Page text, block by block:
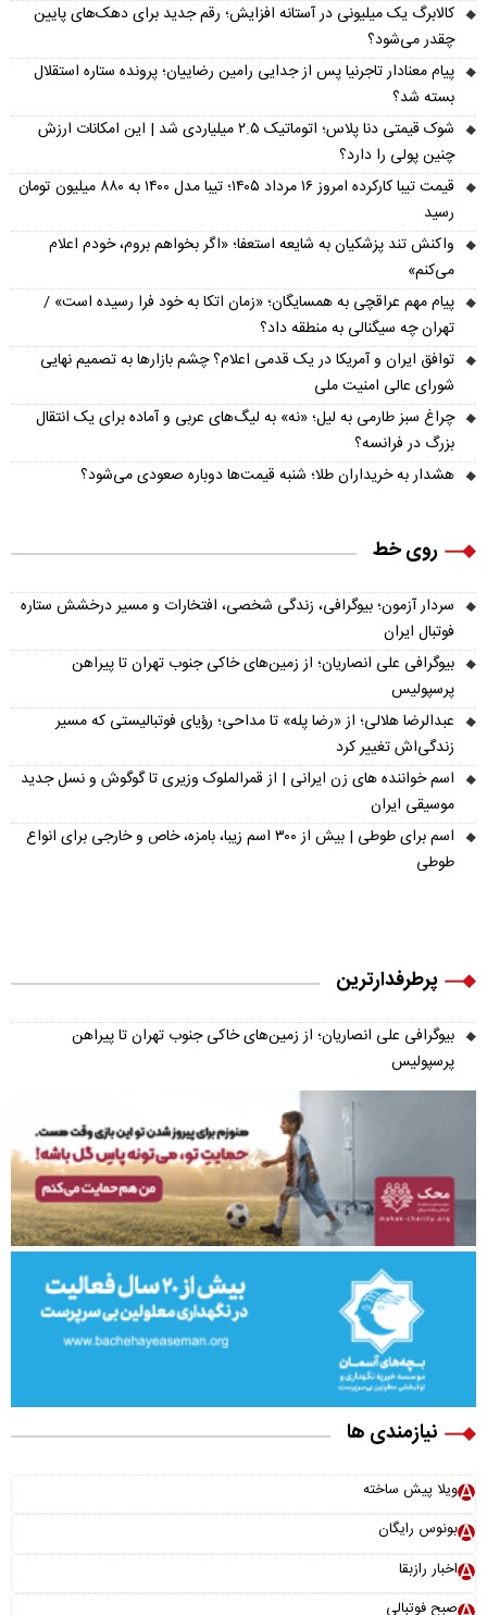
کالابرگ یک میلیونی در آستانه افزایش؛ رقم جدید برای دهک‌های پایین
چقدر می‌شود؟
پیام معنادار تاجرنیا پس از جدایی رامین رضاییان؛ پرونده ستاره استقلال
بسته شد؟
شوک قیمتی دنا پلاس؛ اتوماتیک ۲.۵ میلیاردی شد | این امکانات ارزش
چنین پولی را دارد؟
قیمت تیبا کارکرده امروز ۱۶ مرداد ۱۴۰۵؛ تیبا مدل ۱۴۰۰ به ۸۸۰ میلیون تومان
رسید
واکنش تند پزشکیان به شایعه استعفا؛ «اگر بخواهم بروم، خودم اعلام
می‌کنم»
پیام مهم عراقچی به همسایگان؛ «زمان اتکا به خود فرا رسیده است» /
تهران چه سیگنالی به منطقه داد؟
توافق ایران و آمریکا در یک قدمی اعلام؟ چشم بازارها به تصمیم نهایی
شورای عالی امنیت ملی
چراغ سبز طارمی به لیل؛ «نه» به لیگ‌های عربی و آماده برای یک انتقال
بزرگ در فرانسه؟
هشدار به خریداران طلا؛ شنبه قیمت‌ها دوباره صعودی می‌شود؟
روی خط
سردار آزمون؛ بیوگرافی، زندگی شخصی، افتخارات و مسیر درخشش ستاره
فوتبال ایران
بیوگرافی علی انصاریان؛ از زمین‌های خاکی جنوب تهران تا پیراهن
پرسپولیس
عبدالرضا هلالی؛ از «رضا پله» تا مداحی؛ رؤیای فوتبالیستی که مسیر
زندگی‌اش تغییر کرد
اسم خواننده های زن ایرانی | از قمرالملوک وزیری تا گوگوش و نسل جدید
موسیقی ایران
اسم برای طوطی | بیش از ۳۰۰ اسم زیبا، بامزه، خاص و خارجی برای انواع
طوطی
پرطرفدارترین
بیوگرافی علی انصاریان؛ از زمین‌های خاکی جنوب تهران تا پیراهن
پرسپولیس
نیازمندی ها
ویلا پیش ساخته
بونوس رایگان
اخبار رازبقا
صبح فوتبالی